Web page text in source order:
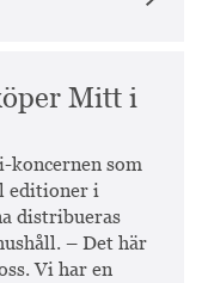
Mitt i
koncernen som
editioner i
distribueras
– Det här
Vi har en